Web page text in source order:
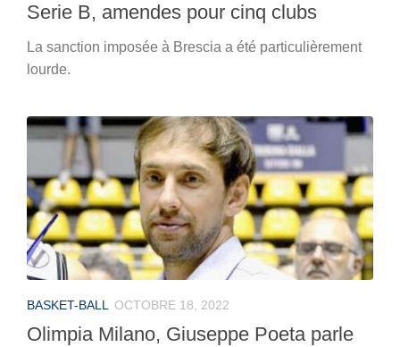
Serie B, amendes pour cinq clubs
La sanction imposée à Brescia a été particulièrement
lourde.
BASKET-BALL OCTOBRE 18, 2022
Olimpia Milano, Giuseppe Poeta parle